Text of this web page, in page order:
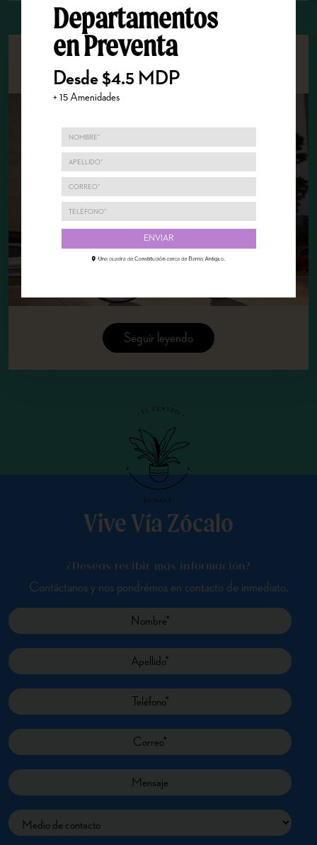
Departamentos
en Preventa
Desde $4.5 MDP
+ 15 Amenidades
5 consejos imperdibles para crear tu
estrategia de inversión residencial
Seguir leyendo
Vive Vía Zócalo
¿Deseas recibir más información?
Contáctanos y nos pondrémos en contacto de inmediato.